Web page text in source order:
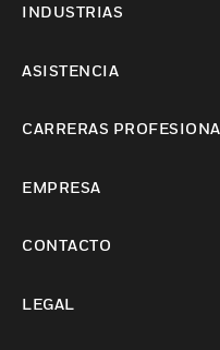
INDUSTRIAS
ASISTENCIA
CARRERAS
EMPRESA
CONTACTO
LEGAL